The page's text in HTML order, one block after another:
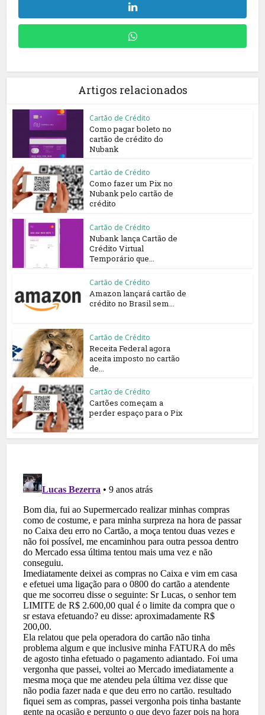
Artigos relacionados
Cartão de Crédito
Como pagar boleto no
cartão de crédito do
Nubank
Cartão de Crédito
Como fazer um Pix no
Nubank pelo cartão de
crédito
Cartão de Crédito
Nubank lança Cartão de
Crédito Virtual
Temporário que...
Cartão de Crédito
Amazon lançará cartão de
crédito no Brasil sem...
Cartão de Crédito
Receita Federal agora
aceita imposto no cartão
de...
Cartão de Crédito
Cartões começam a
perder espaço para o Pix